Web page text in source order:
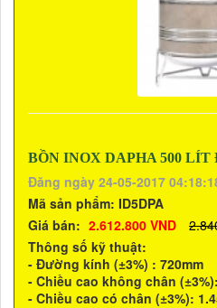
BỒN INOX DAPHA 500
Đăng ngày 24-05-2017
Mã sản phẩm: ID5DPA
Giá bán: 2.612.800 VND
Thông số kỹ thuật:
- Đường kính (±3%) : 720mm
- Chiều cao không chân
- Chiều cao có chân (±3%):